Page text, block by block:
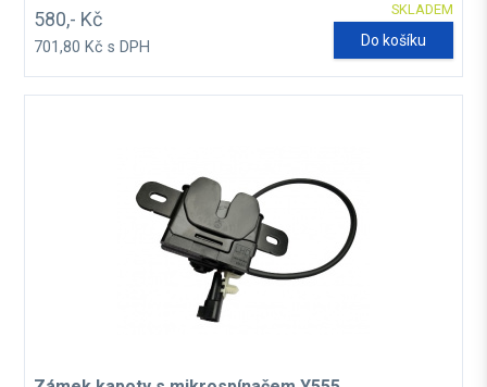
SKLADEM
580,- Kč
701,80 Kč s DPH Do košíku